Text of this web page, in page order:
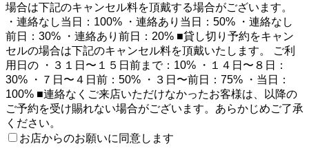
場合は下記のキャンセル料を頂戴する場合がございます。
・連絡なし当日：100% ・連絡あり当日：50% ・連絡なし
前日：30% ・連絡あり前日：20% ■貸し切り予約をキャン
セルの場合は下記のキャンセル料を頂戴いたします。 ご利
用日の ・３１日〜１５日前まで：10% ・１４日〜８日：
30% ・７日〜４日前：50% ・３日〜前日：75% ・当日：
100% ■連絡なくご来店いただけなかったお客様は、以降の
ご予約を受け賜れない場合がございます。あらかじめご了承
ください。
お店からのお願いに同意します